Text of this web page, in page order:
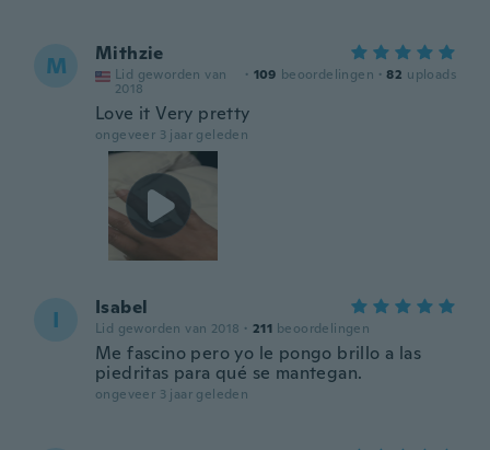
M Mithzie
Lid geworden van
2018
· 109 beoordelingen · 82 uploads
Love it Very pretty
ongeveer 3 jaar geleden
I Isabel
Lid geworden van 2018 · 211 beoordelingen
Me fascino pero yo le pongo brillo a las
piedritas para qué se mantegan.
ongeveer 3 jaar geleden